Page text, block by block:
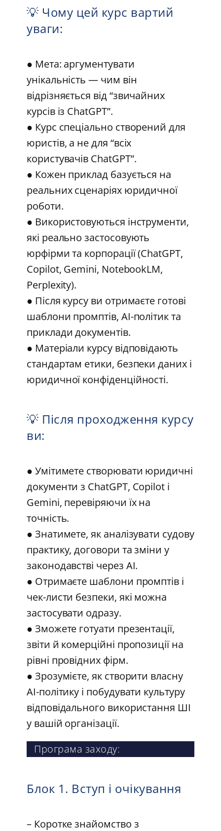
💡 Чому цей курс вартий
уваги:
● Мета: аргументувати
унікальність — чим він
відрізняється від “звичайних
курсів із ChatGPT”.
● Курс спеціально створений для
юристів, а не для “всіх
користувачів ChatGPT”.
● Кожен приклад базується на
реальних сценаріях юридичної
роботи.
● Використовуються інструменти,
які реально застосовують
юрфірми та корпорації (ChatGPT,
Copilot, Gemini, NotebookLM,
Perplexity).
● Після курсу ви отримаєте готові
шаблони промптів, AI-політик та
приклади документів.
● Матеріали курсу відповідають
стандартам етики, безпеки даних і
юридичної конфіденційності.
💡 Після проходження курсу
ви:
● Умітимете створювати юридичні
документи з ChatGPT, Copilot і
Gemini, перевіряючи їх на
точність.
● Знатимете, як аналізувати судову
практику, договори та зміни у
законодавстві через AI.
● Отримаєте шаблони промптів і
чек-листи безпеки, які можна
застосувати одразу.
● Зможете готуати презентації,
звіти й комерційні пропозиції на
рівні провідних фірм.
● Зрозумієте, як створити власну
AI-політику і побудувати культуру
відповідального використання ШІ
у вашій організації.
Програма заходу:
Блок 1. Вступ і очікування
– Коротке знайомство з